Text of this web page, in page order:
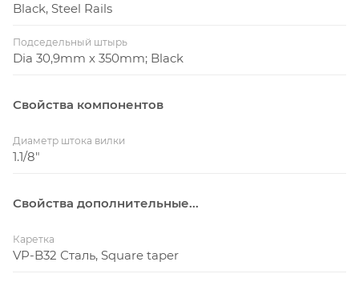
Black, Steel Rails
Подседельный штырь
Dia 30,9mm x 350mm; Black
Свойства компонентов
Диаметр штока вилки
1.1/8"
Свойства дополнительные...
Каретка
VP-B32 Сталь, Square taper